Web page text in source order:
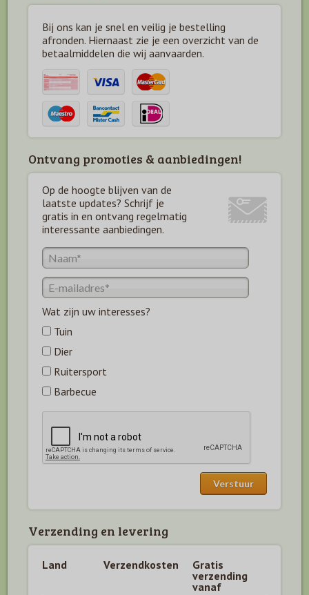
Bij ons kan je snel en veilig je bestelling
afronden. Hiernaast zie je een overzicht van de
betaalmiddelen die wij aanvaarden.
Ontvang promoties & aanbiedingen!
Op de hoogte blijven van de
laatste updates? Schrijf je
gratis in en ontvang regelmatig
interessante aanbiedingen.
Wat zijn uw interesses?
Tuin
Dier
Ruitersport
Barbecue
Verzending en levering
Land Verzendkosten
Gratis
verzending
vanaf